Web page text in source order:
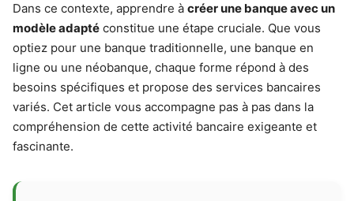
Dans ce contexte, apprendre à créer une banque avec un
modèle adapté constitue une étape cruciale. Que vous
optiez pour une banque traditionnelle, une banque en
ligne ou une néobanque, chaque forme répond à des
besoins spécifiques et propose des services bancaires
variés. Cet article vous accompagne pas à pas dans la
compréhension de cette activité bancaire exigeante et
fascinante.